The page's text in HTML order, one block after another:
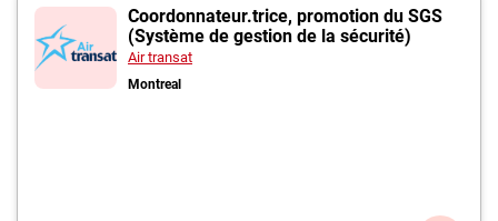
Coordonnateur.trice, promotion du SGS
(Système de gestion de la sécurité)
Air transat
Montreal